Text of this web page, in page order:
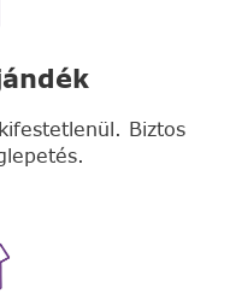
Biztos